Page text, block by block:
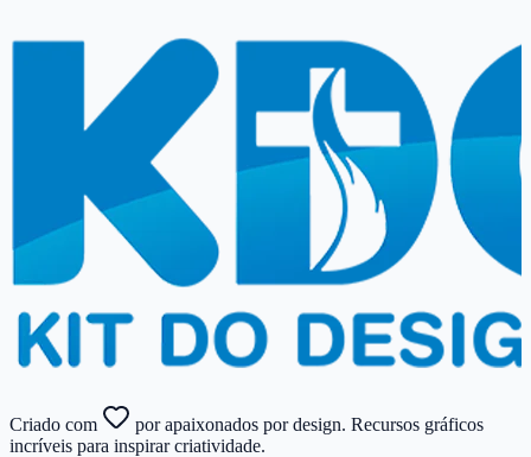
Criado com
por apaixonados por design. Recursos gráficos
incríveis para inspirar criatividade.